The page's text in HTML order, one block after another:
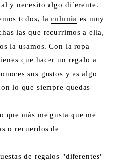
y necesito algo diferente.
todos, lacolonia es muy
las que recurrimos a ella,
la usamos. Con la ropa
que hacer un regalo a
sus gustos y es algo
lo que siempre quedas
que más me gusta que me
o recuerdos de
de regalos "diferentes"